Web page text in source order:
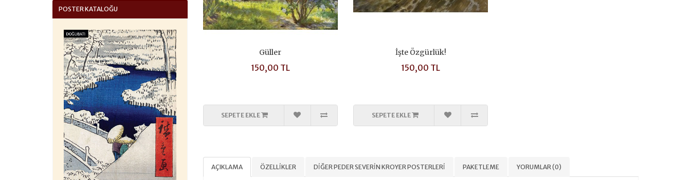
POSTER KATALOĞU
Güller
150,00 TL
SEPETE EKLE
İşte Özgürlük!
150,00 TL
SEPETE EKLE
AÇIKLAMA ÖZELLIKLER DIĞER PEDER SEVERIN KROYER POSTERLERI PAKETLEME YORUMLAR (0)